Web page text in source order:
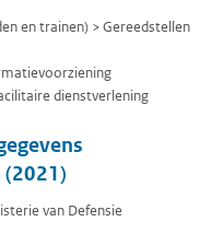
en trainen) > Gereedstellen
dienstverlening
van Defensie